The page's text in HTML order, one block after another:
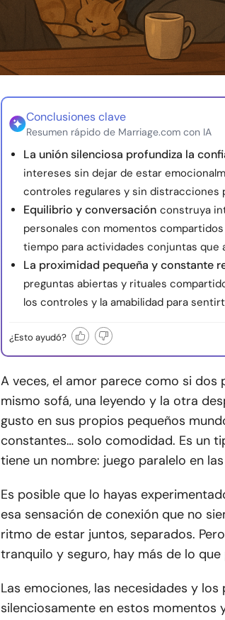
Conclusiones clave
Resumen rápido de Marriage.com con IA
La unión silenciosa profundiza la
intereses sin dejar de estar
controles regulares y sin distracciones
Equilibrio y conversación construya
personales con momentos
tiempo para actividades conjuntas que
La proximidad pequeña y constante
preguntas abiertas y rituales
los controles y la amabilidad para
¿Esto ayudó?
A veces, el amor parece como si dos
mismo sofá, una leyendo y la otra
gusto en sus propios pequeños
constantes… solo comodidad. Es un
tiene un nombre: juego paralelo en
Es posible que lo hayas
esa sensación de conexión que no
ritmo de estar juntos, separados.
tranquilo y seguro, hay más de lo que
Las emociones, las necesidades y
silenciosamente en estos momentos